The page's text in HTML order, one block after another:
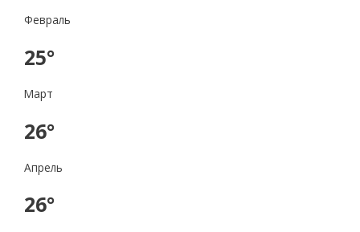
Февраль
25°
Март
26°
Апрель
26°